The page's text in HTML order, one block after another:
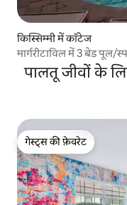
किस्सिम्मी में कॉटेज
मार्गरीटाविल में 3 बेड पूल/
पालतू जीवों के
गेस्ट्स की फ़ेवरेट
गेस्ट्स की फ़ेवरेट